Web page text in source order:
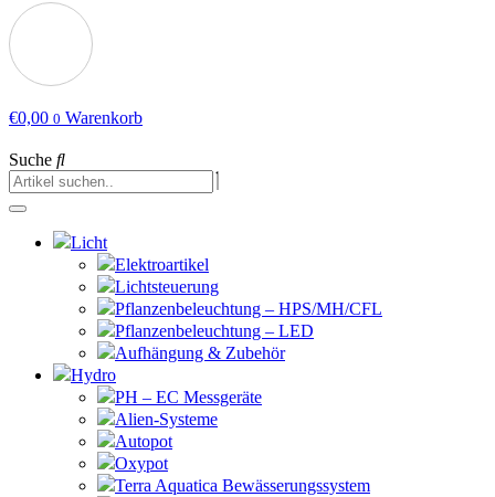
€0,00 0 Warenkorb
Suche
Licht
Elektroartikel
Lichtsteuerung
Pflanzenbeleuchtung – HPS/MH/CFL
Pflanzenbeleuchtung – LED
Aufhängung & Zubehör
Hydro
PH – EC Messgeräte
Alien-Systeme
Autopot
Oxypot
Terra Aquatica Bewässerungssystem